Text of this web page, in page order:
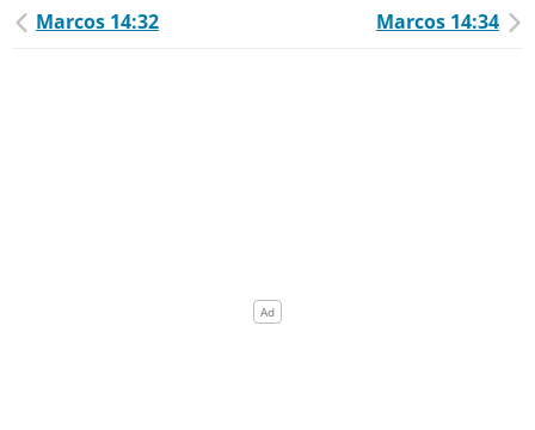
Marcos 14:32 Marcos 14:34